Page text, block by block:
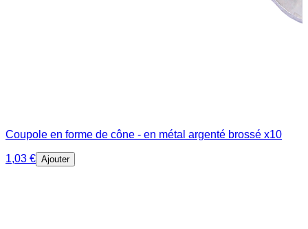
Coupole en forme de cône - en métal argenté brossé x10
1,03 € Ajouter